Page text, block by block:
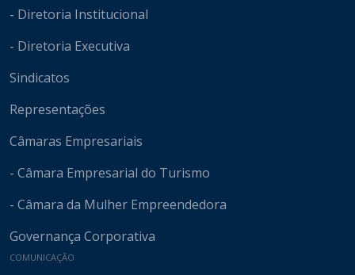
- Diretoria Institucional
- Diretoria Executiva
Sindicatos
Representações
Câmaras Empresariais
- Câmara Empresarial do Turismo
- Câmara da Mulher Empreendedora
Governança Corporativa
COMUNICAÇÃO